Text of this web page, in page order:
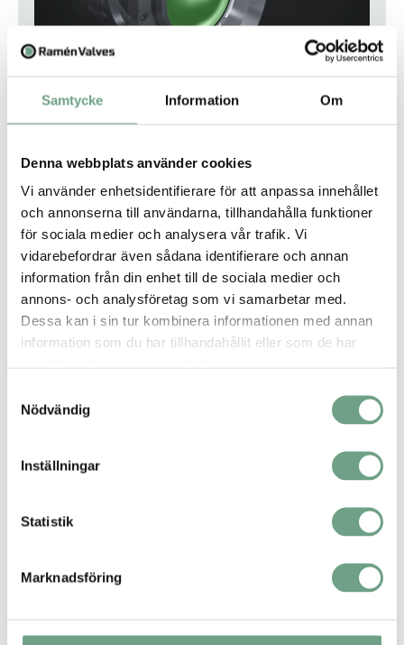
Samtycke Information Om
Denna webbplats använder cookies
Vi använder enhetsidentifierare för att anpassa innehållet
och annonserna till användarna, tillhandahålla funktioner
för sociala medier och analysera vår trafik. Vi
vidarebefordrar även sådana identifierare och annan
information från din enhet till de sociala medier och
annons- och analysföretag som vi samarbetar med.
Dessa kan i sin tur kombinera informationen med annan
information som du har tillhandahållit eller som de har
Nödvändig
Inställningar
Statistik
Marknadsföring
Designfördel 2
Designfördel 3
Designfördel 4